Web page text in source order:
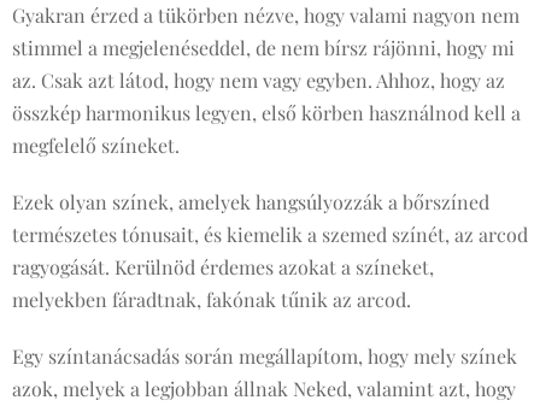
Gyakran érzed a tükörben nézve, hogy valami nagyon nem
stimmel a megjelenéseddel, de nem bírsz rájönni, hogy mi
az. Csak azt látod, hogy nem vagy egyben. Ahhoz, hogy az
összkép harmonikus legyen, első körben használnod kell a
megfelelő színeket.
Ezek olyan színek, amelyek hangsúlyozzák a bőrszíned
természetes tónusait, és kiemelik a szemed színét, az arcod
ragyogását. Kerülnöd érdemes azokat a színeket,
melyekben fáradtnak, fakónak tűnik az arcod.
Egy színtanácsadás során megállapítom, hogy mely színek
azok, melyek a legjobban állnak Neked, valamint azt, hogy